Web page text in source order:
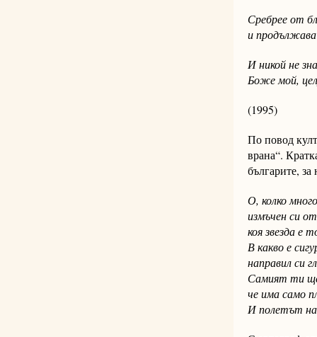
Сребрее от
и
И никой не
Боже мой,
(1995)
По повод
врана“.
българите,
О, колко
измъчен си
коя звезда е
В какво е
направил си
Самият ти
че има само
И полетът